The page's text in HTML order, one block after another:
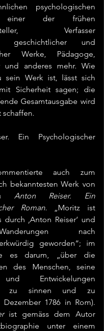
psychologischen
einer der frühen
Verfasser
geschichtlicher und
Werke, Pädagoge,
und anderes mehr. Wie
sein Werk ist, lässt sich
Sicherheit sagen; die
Gesamtausgabe wird
schaffen.
Ein Psychologischer
auch zum
bekanntesten Werk von
Anton Reiser. Ein
Roman. „Moritz ist
durch ‚Anton Reiser‘ und
nach
es darum, „über die
des Menschen, seine
Entwickelungen
zu sinnen und zu
ist gemäss dem Autor
unter einem